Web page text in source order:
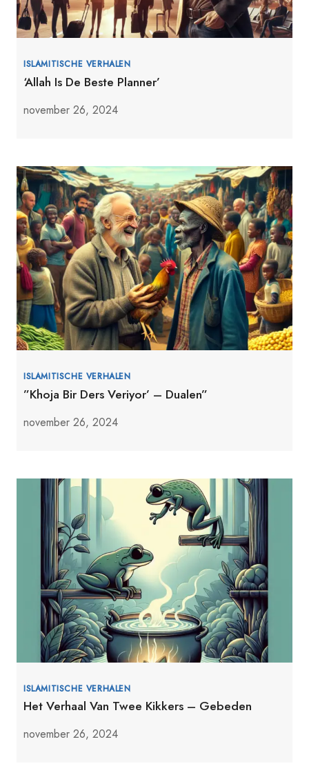
ISLAMITISCHE VERHALEN
‘Allah Is De Beste Planner’
november 26, 2024
ISLAMITISCHE VERHALEN
”Khoja Bir Ders Veriyor’ – Dualen”
november 26, 2024
ISLAMITISCHE VERHALEN
Het Verhaal Van Twee Kikkers – Gebeden
november 26, 2024